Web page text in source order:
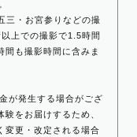
三・お宮参りなどの撮
上での撮影で1.5時間
間も撮影時間に含みま
が発生する場合がござ
をお届けするため、
変更・改定される場合